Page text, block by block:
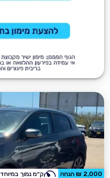
2,000 ₪ הנחה ק״מ נמוך במיוחד